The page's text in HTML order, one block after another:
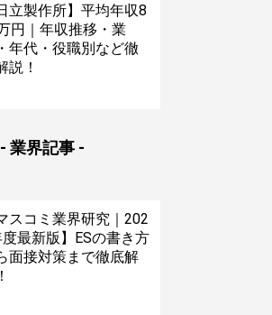
立製作所】平均年収8
円｜年収推移・業
年代・役職別など徹
説！
- 業界記事 -
スコミ業界研究｜202
最新版】ESの書き方
面接対策まで徹底解